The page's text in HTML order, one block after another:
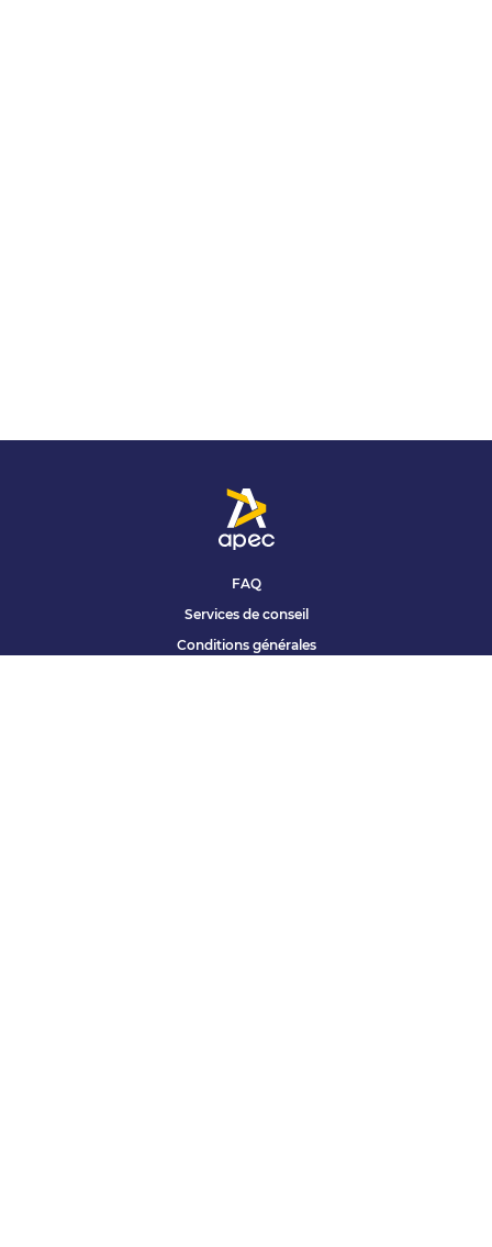
FAQ
Services de conseil
Conditions générales